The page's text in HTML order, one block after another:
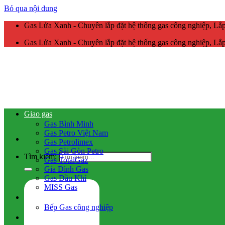
Bỏ qua nội dung
Gas Lửa Xanh - Chuyên lắp đặt hệ thống gas công nghiệp,
Gas Lửa Xanh - Chuyên lắp đặt hệ thống gas công nghiệp,
Tìm kiếm:
Giao gas
Gas Bình Minh
Gas Petro Việt Nam
Gas Petrolimex
Gas Sài Gòn Petro
Gas TotalGaz
Gia Đình Gas
Gas Dầu Khí
MISS Gas
Bếp Gas công nghiệp